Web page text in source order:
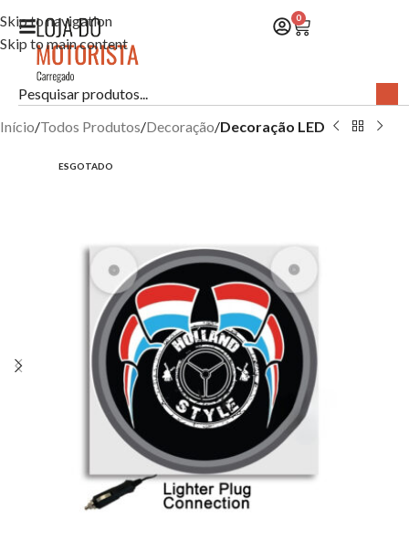
Skip to navigation
Skip to main content
0
Início Todos Produtos Decoração Decoração LED
ESGOTADO